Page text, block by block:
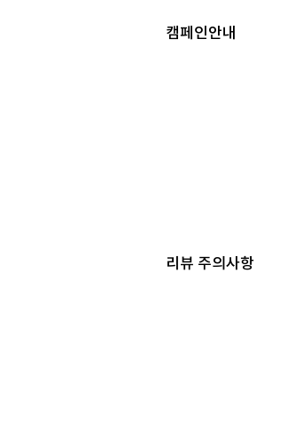
캠페인안내
리뷰 주의사항